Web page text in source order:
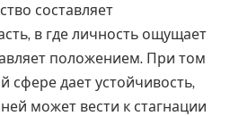
составляет
в где личность ощущает
положением. При том
сфере дает устойчивость,
может вести к стагнации